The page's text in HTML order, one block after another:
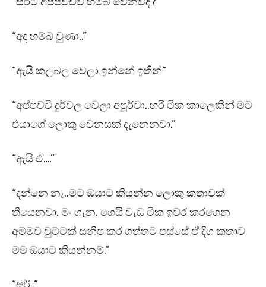
“අද හම්බ වුණා..”
“ඇයි කලබල වෙලා ඉන්නේ ඉතින්”
“අප්පච්චි දුර්වල වෙලා අපූර්වා..හරි ටික කාලෙකින් මට
එයාගේ ලොකු වෙනසක් දැනෙනවා.”
“ඇයි ඒ….”
“දන්නෙ නෑ..මට ඔයාට කියන්න ලොකු කතාවක්
තියෙනවා. මං ගැන. ගෙයි වැඩ ටික ඉවර කරගෙන
අම්මව චුට්ටක් සනීප කර ගත්තට පස්සේ ඒ දිග කතාව
මම ඔයාට කියන්නම්.”